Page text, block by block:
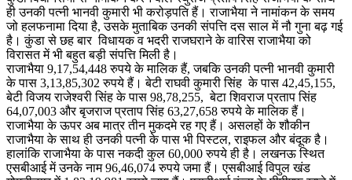
ही उनकी पत्नी भानवी कुमारी भी करोड़पति हैं। राजाभैया ने नामांकन के समय
जो हलफनामा दिया है, उसके मुताबिक उनकी संपत्ति दस साल में नौ गुना बढ़ गई
है। कुंडा से छह बार विधायक व भदरी राजघराने के वारिस राजाभैया को
विरासत में भी बहुत बड़ी संपत्ति मिली है।
राजाभैया 9,17,54,448 रुपये के मालिक हैं, जबकि उनकी पत्नी भानवी कुमारी
के पास 3,13,85,302 रुपये हैं। बेटी राघवी कुमारी सिंह के पास 42,45,155,
बेटी विजय राजेश्वरी सिंह के पास 98,78,255, बेटा शिवराज प्रताप सिंह
64,07,003 और बृजराज प्रताप सिंह 63,27,658 रुपये के मालिक हैं।
राजाभैया के ऊपर अब मात्र तीन मुकदमे रह गए हैं। असलहों के शौकीन
राजाभैया के साथ ही उनकी पत्नी के पास भी पिस्टल, राइफल और बंदूक है।
हालांकि राजाभैया के पास नकदी कुल 60,000 रुपये ही है। लखनऊ स्थित
एसबीआई में उनके नाम 96,46,074 रुपये जमा हैं। एसबीआई विपुल खंड